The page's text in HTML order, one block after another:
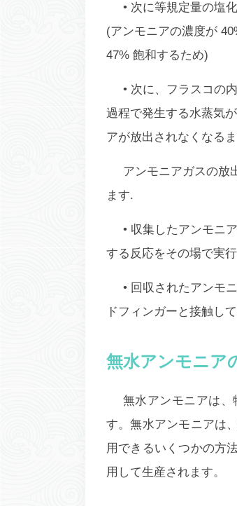
• 次に等規定量の塩
(アンモニアの濃度が
47% 飽和するため)
• 次に、フラスコの
過程で発生する水蒸気
アが放出されなくなるま
アンモニアガスの放
ます.
• 収集したアンモニ
する反応をその場で実
• 回収されたアンモ
ドフィンガーと接触し
無水アンモニア
無水アンモニアは、
す。無水アンモニアは
用できるいくつかの方
用して生産されます。